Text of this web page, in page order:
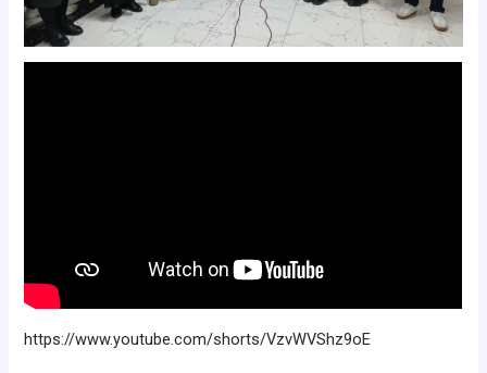
https://www.youtube.com/shorts/VzvWVShz9oE